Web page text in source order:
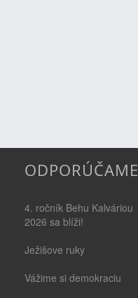
ODPORÚČAME
4. ročník Behu Kalváriou
2026 sa blíži!
Ježišove ruky
Vážime si demokraciu